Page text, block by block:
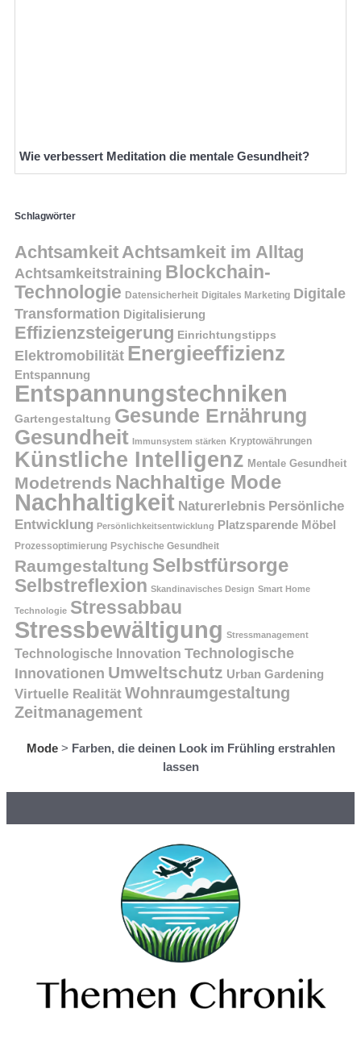
Wie verbessert Meditation die mentale Gesundheit?
Schlagwörter
Achtsamkeit Achtsamkeit im Alltag
Achtsamkeitstraining Blockchain-
Technologie Datensicherheit Digitales Marketing Digitale
Transformation Digitalisierung
Effizienzsteigerung Einrichtungstipps
Elektromobilität Energieeffizienz
Entspannung
Entspannungstechniken
Gartengestaltung Gesunde Ernährung
Gesundheit Immunsystem stärken Kryptowährungen
Künstliche Intelligenz Mentale Gesundheit
Modetrends Nachhaltige Mode
Nachhaltigkeit Naturerlebnis Persönliche
Entwicklung Persönlichkeitsentwicklung Platzsparende Möbel
Prozessoptimierung Psychische Gesundheit
Raumgestaltung Selbstfürsorge
Selbstreflexion Skandinavisches Design Smart Home
Technologie Stressabbau
Stressbewältigung Stressmanagement
Technologische Innovation Technologische
Innovationen Umweltschutz Urban Gardening
Virtuelle Realität Wohnraumgestaltung
Zeitmanagement
Mode> Farben, die deinen Look im Frühling erstrahlen
lassen